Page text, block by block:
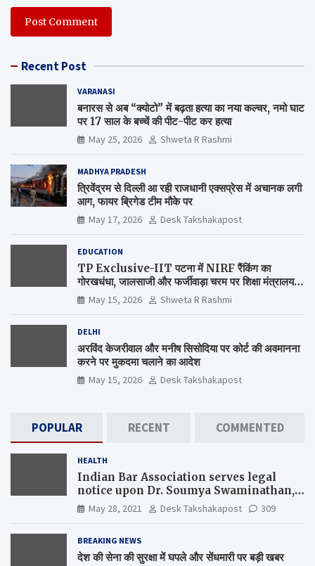
Recent Post
VARANASI
बनारस से अब “क्योटो” में बढ़ता हत्या का नया कल्चर, नमो घाट
पर 17 साल के बच्चें की पीट-पीट कर हत्या
May 25, 2026 Shweta R Rashmi
MADHYA PRADESH
त्रिवेंद्रम से दिल्ली आ रही राजधानी एक्सप्रेस में अचानक लगी
आग, फायर ब्रिगेड टीम मौके पर
May 17, 2026 Desk Takshakapost
EDUCATION
TP Exclusive-IIT पटना में NIRF रैंकिंग का
गोरखधंधा, जालसाजी और फर्जीवाड़ा चरम पर शिक्षा मंत्रालय
कब जागेगा ?
May 15, 2026 Shweta R Rashmi
DELHI
अरविंद केजरीवाल और मनीष सिसोदिया पर कोर्ट की अवमानना
करने पर मुकदमा चलाने का आदेश
May 15, 2026 Desk Takshakapost
POPULAR RECENT COMMENTED
HEALTH
Indian Bar Association serves legal
notice upon Dr. Soumya Swaminathan,
the Chief Scientist, WHO
May 28, 2021 Desk Takshakapost 309
BREAKING NEWS
देश की सेना की सुरक्षा में घपले और सेंधमारी पर बड़ी खबर